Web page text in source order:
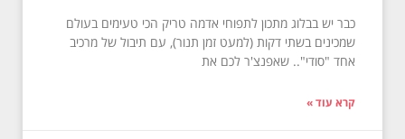
כבר יש בבלוג מתכון לתפוחי אדמה טריק הכי טעימים בעולם
שמכינים בשתי דקות (למעט זמן תנור), עם תיבול של מרכיב
אחד "סודי".. שאפנצ'ר לכם את
קרא עוד »